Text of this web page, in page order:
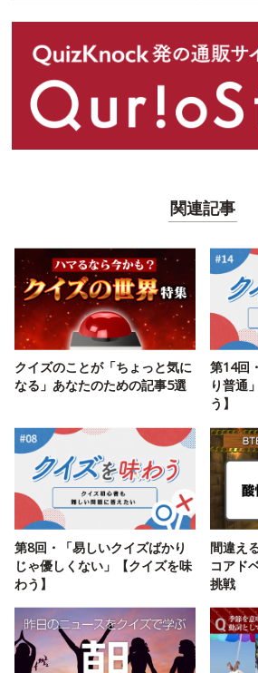
関連記事
クイズのことが「ちょっと気に
なる」あなたのための記事5選
第14回
り普通
う】
第8回・「易しいクイズばかり
じゃ優しくない」【クイズを味
わう】
間違え
コアド
挑戦